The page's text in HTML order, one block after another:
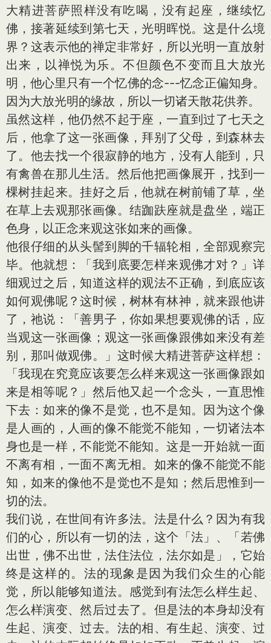
大精进菩萨照样没有吃喝，没有起座，继续忆
佛，接著延续到第七天，光明晖悦。这是什么境
界？这表示他的禅定非常好，所以光明一直放射
出来，以禅悦为乐。不但颜色不变而且大放光
明，他心里只有一个忆佛的念---忆念正偏知身。
因为大放光明的缘故，所以一切诸天散花供养。
虽然这样，他仍然不起于座，一直到过了七天之
后，他拿了这一张画像，拜别了父母，到森林去
了。他去找一个很寂静的地方，没有人能到，只
有禽兽在那儿生活。然后他把画像展开，找到一
棵树挂起来。挂好之后，他就在树前铺了草，坐
在草上去观那张画像。结跏趺座就是盘坐，端正
色身，以正念来观这张如来的画像。
他很仔细的从头髻到脚的千辐轮相，全部观察完
毕。他就想：「我到底要怎样来观佛才对？」详
细观过之后，知道这样的观法不正确，到底应该
如何观佛呢？这时候，树林有林神，就来跟他讲
了，祂说：「善男子，你如果想要观佛的话，应
当观这一张画像；观这一张画像跟佛如来没有差
别，那叫做观佛。」这时候大精进菩萨这样想：
「我现在究竟应该要怎么样来观这一张画像跟如
来是相等呢？」然后他又起一个念头，一直思惟
下去：如来的像不是觉，也不是知。因为这个像
是人画的，人画的像不能觉不能知，一切诸法本
身也是一样，不能觉不能知。这是一开始就一面
不离有相，一面不离无相。如来的像不能觉不能
知，如来的像他不是觉也不是知；然后思惟到一
切的法。
我们说，在世间有许多法。法是什么？因为有我
们的心，所以有一切的法，这个「法」、「若佛
出世，佛不出世，法住法位，法尔如是」，它始
终是这样的。法的现象是因为我们众生的心能
觉，所以能够知道法。感觉到有法怎么样生起、
怎么样演变、然后过去了。但是法的本身却没有
生起、演变、过去。法的相、有生起、演变、过